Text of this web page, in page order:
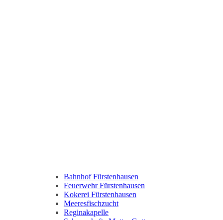
Bahnhof Fürstenhausen
Feuerwehr Fürstenhausen
Kokerei Fürstenhausen
Meeresfischzucht
Reginakapelle